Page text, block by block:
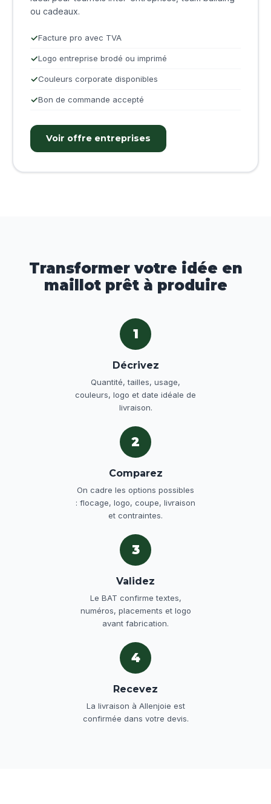
ou cadeaux.
Facture pro avec TVA
Logo entreprise brodé ou imprimé
Couleurs corporate disponibles
Bon de commande accepté
Voir offre entreprises
Transformer votre idée en
maillot prêt à produire
1
Décrivez
Quantité, tailles, usage,
couleurs, logo et date idéale de
livraison.
2
Comparez
On cadre les options possibles
: flocage, logo, coupe, livraison
et contraintes.
3
Validez
Le BAT confirme textes,
numéros, placements et logo
avant fabrication.
4
Recevez
La livraison à Allenjoie est
confirmée dans votre devis.